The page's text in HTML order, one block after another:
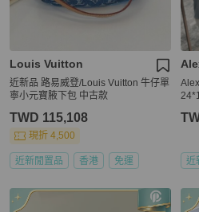
Louis Vuitton
近新品 路易威登/Louis Vuitton 牛仔單
寧小元寶腋下包 中古款
TWD 115,108
現折 4,500
近新閒置品 香港 免運 近